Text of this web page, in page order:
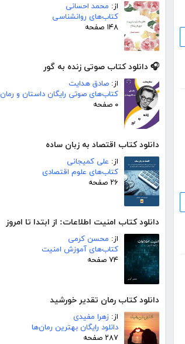
از: محمد احسانی
کتاب‌های روانشناسی
۱۴۸ صفحه
🎧 دانلود کتاب صوتی زنده به گور
از: صادق هدایت
کتاب‌های صوتی رایگان داستان و رمان
۰ صفحه
دانلود کتاب اقتصاد به زبان ساده
از: علی کمیجانی
کتاب‌های علوم اقتصادی
۲۶ صفحه
دانلود کتاب امنیت اطلاعات: از ابتدا تا امروز
از: محسن کرمی
کتاب‌های آموزش امنیت
۷۴ صفحه
دانلود کتاب رمان تقدیر خورشید
از: زهرا مفیدی
دانلود رایگان بهترین رمان‌ها
۲۸۷ صفحه